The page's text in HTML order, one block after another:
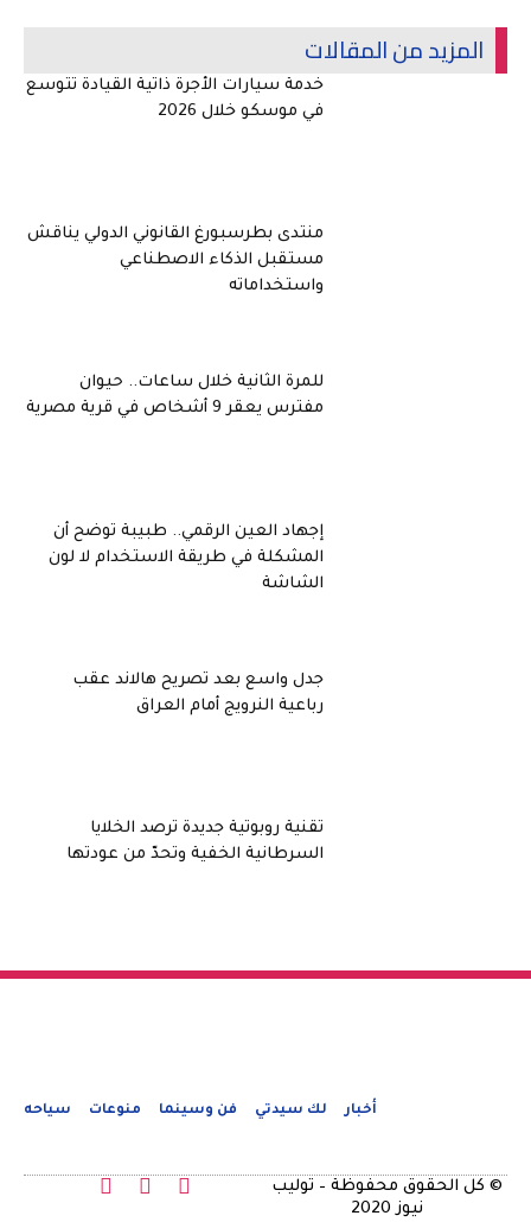
المزيد من المقالات
خدمة سيارات الأجرة ذاتية القيادة تتوسع
في موسكو خلال 2026
منتدى بطرسبورغ القانوني الدولي يناقش
مستقبل الذكاء الاصطناعي
واستخداماته
للمرة الثانية خلال ساعات.. حيوان
مفترس يعقر 9 أشخاص في قرية مصرية
إجهاد العين الرقمي.. طبيبة توضح أن
المشكلة في طريقة الاستخدام لا لون
الشاشة
جدل واسع بعد تصريح هالاند عقب
رباعية النرويج أمام العراق
تقنية روبوتية جديدة ترصد الخلايا
السرطانية الخفية وتحدّ من عودتها
أخبار لك سيدتي فن وسينما منوعات سياحه
© كل الحقوق محفوظة – توليب
نيوز 2020